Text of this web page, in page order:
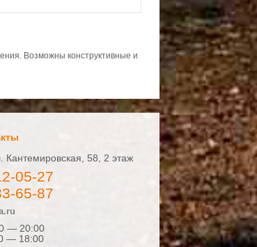
Возможны конструктивные и
Кантемировская, 58, 2 этаж
05-27
65-87
— 20:00
— 18:00